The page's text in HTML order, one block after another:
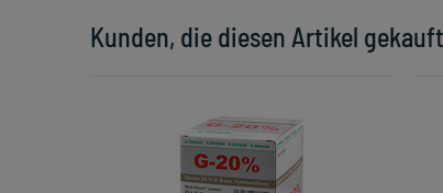
Kunden, die diesen Artikel